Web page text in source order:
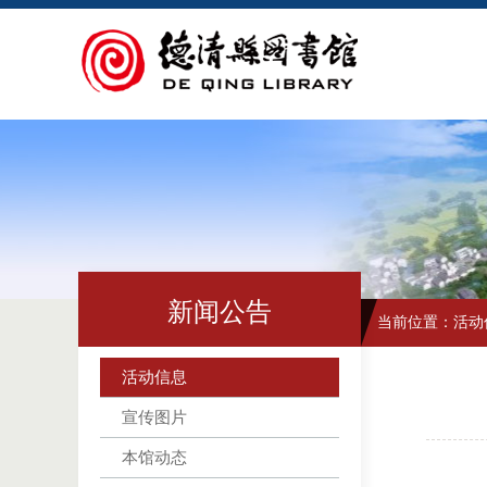
新闻公告
活动信息
宣传图片
本馆动态
当前位置： 活动